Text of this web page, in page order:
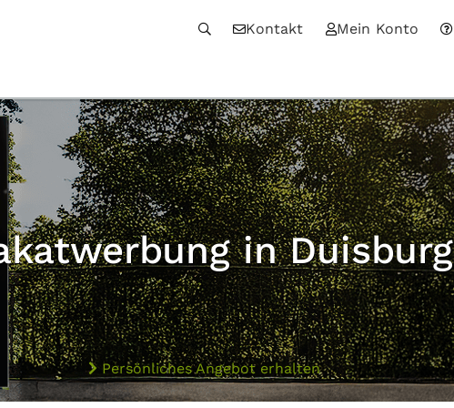
Kontakt Mein Konto
in Duisburg
Persönliches Angebot erhalten